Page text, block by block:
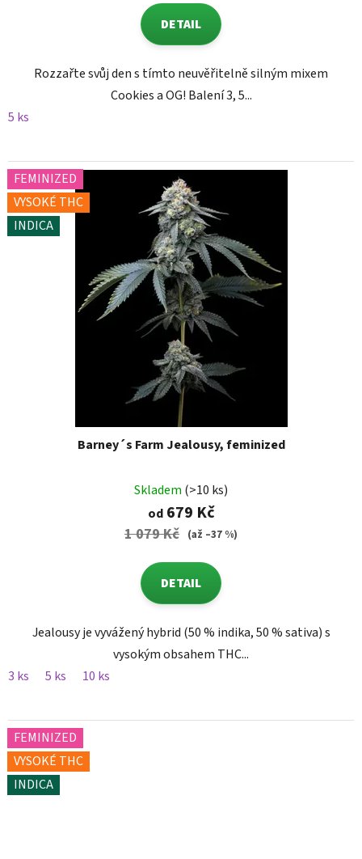
DETAIL
Rozzařte svůj den s tímto neuvěřitelně silným mixem
Cookies a OG! Balení 3, 5...
5 ks
FEMINIZED
VYSOKÉ THC
INDICA
Barney´s Farm Jealousy, feminized
Skladem (>10 ks)
od679 Kč
1 079 Kč (až –37 %)
DETAIL
Jealousy je vyvážený hybrid (50 % indika, 50 % sativa) s
vysokým obsahem THC...
3 ks
5 ks 10 ks
FEMINIZED
VYSOKÉ THC
INDICA